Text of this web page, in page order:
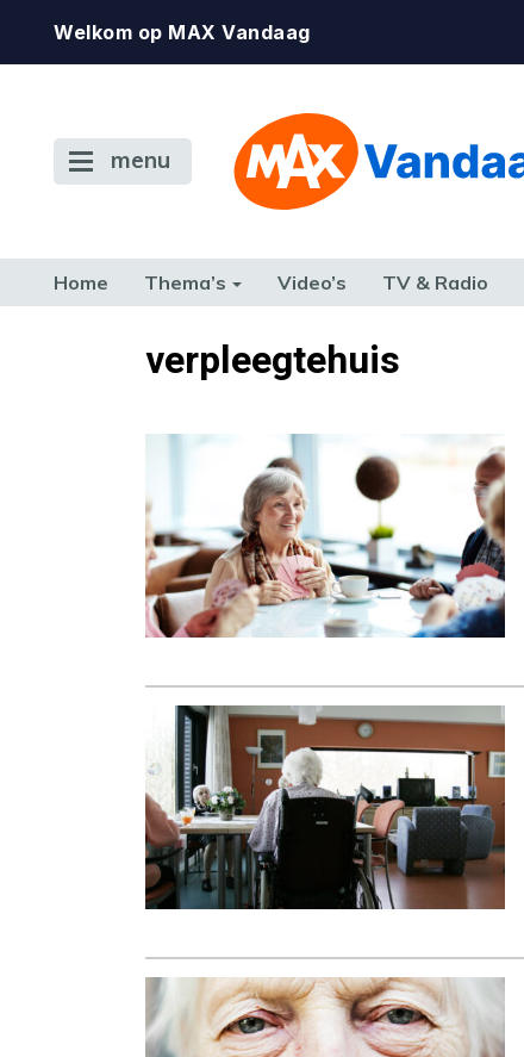
Welkom op MAX Vandaag
menu
Home Thema’s Video’s TV & Radio
TERUG NAAR TOENverpleegtehuis